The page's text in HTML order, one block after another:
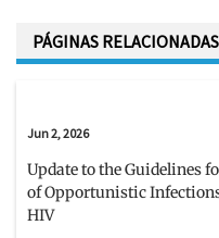
PÁGINAS RELACIONADAS
Jun 2, 2026
Update to the Guidelines
of Opportunistic
HIV